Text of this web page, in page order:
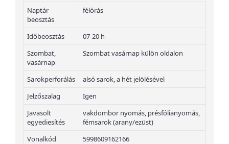
Naptár
beosztás
félórás
Időbeosztás
07-20 h
Szombat,
vasárnap
Szombat vasárnap külön oldalon
Sarokperforálás
alsó sarok, a hét jelölésével
Jelzőszalag
Igen
Javasolt
egyediesítés
vakdombor nyomás, présfólianyomás,
fémsarok (arany/ezüst)
Vonalkód
5998609162166